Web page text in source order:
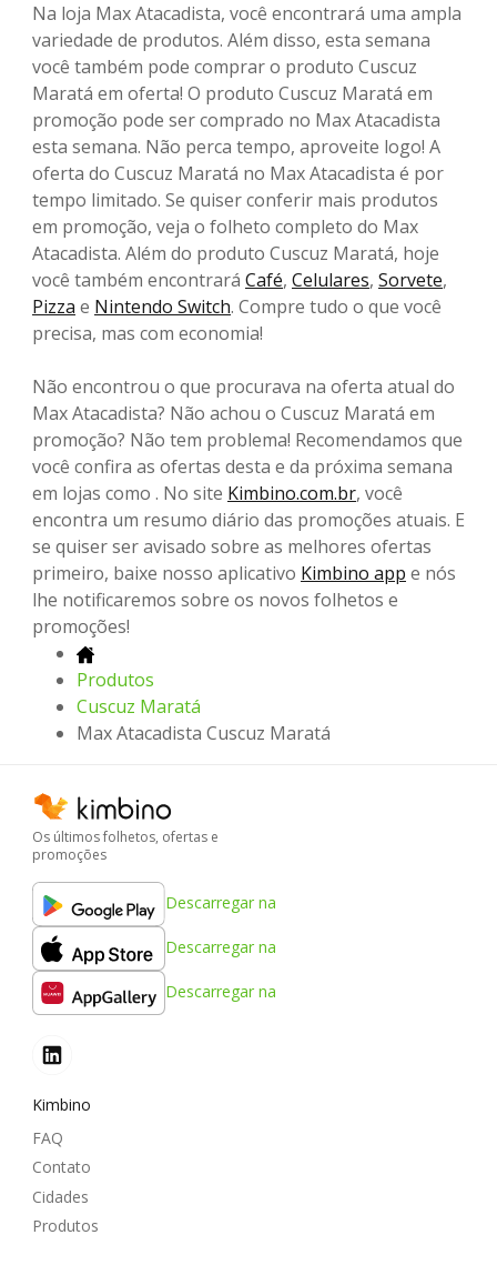
Na loja Max Atacadista, você encontrará uma ampla
variedade de produtos. Além disso, esta semana
você também pode comprar o produto Cuscuz
Maratá em oferta! O produto Cuscuz Maratá em
promoção pode ser comprado no Max Atacadista
esta semana. Não perca tempo, aproveite logo! A
oferta do Cuscuz Maratá no Max Atacadista é por
tempo limitado. Se quiser conferir mais produtos
em promoção, veja o folheto completo do Max
Atacadista. Além do produto Cuscuz Maratá, hoje
você também encontrará Café, Celulares, Sorvete,
Pizza e Nintendo Switch. Compre tudo o que você
precisa, mas com economia!
Não encontrou o que procurava na oferta atual do
Max Atacadista? Não achou o Cuscuz Maratá em
promoção? Não tem problema! Recomendamos que
você confira as ofertas desta e da próxima semana
em lojas como . No site Kimbino.com.br, você
encontra um resumo diário das promoções atuais. E
se quiser ser avisado sobre as melhores ofertas
primeiro, baixe nosso aplicativo Kimbino app e nós
lhe notificaremos sobre os novos folhetos e
promoções!
Produtos
Cuscuz Maratá
Max Atacadista Cuscuz Maratá
Os últimos folhetos, ofertas e
promoções
Descarregar na
Descarregar na
Descarregar na
Kimbino
FAQ
Contato
Cidades
Produtos